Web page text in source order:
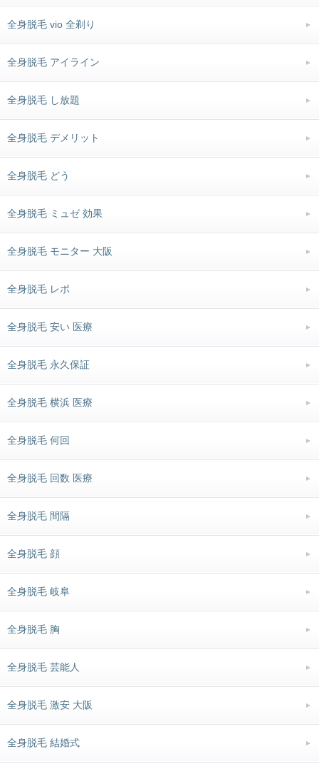
全身脱毛 vio 全剃り
全身脱毛 アイライン
全身脱毛 し放題
全身脱毛 デメリット
全身脱毛 どう
全身脱毛 ミュゼ 効果
全身脱毛 モニター 大阪
全身脱毛 レポ
全身脱毛 安い 医療
全身脱毛 永久保証
全身脱毛 横浜 医療
全身脱毛 何回
全身脱毛 回数 医療
全身脱毛 間隔
全身脱毛 顔
全身脱毛 岐阜
全身脱毛 胸
全身脱毛 芸能人
全身脱毛 激安 大阪
全身脱毛 結婚式